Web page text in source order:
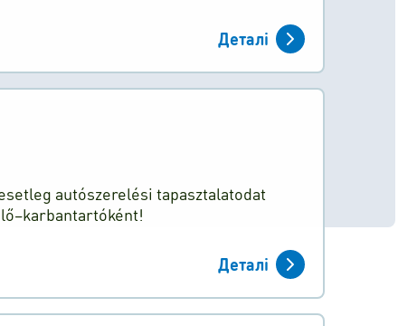
Деталі
autószerelési tapasztalatodat
Деталі